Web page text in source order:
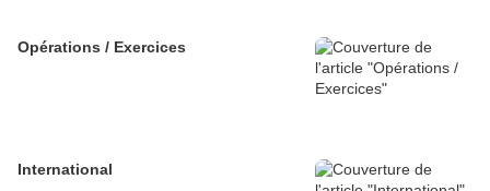
Opérations / Exercices
International